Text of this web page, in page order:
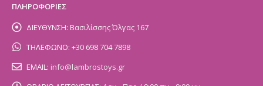
ΠΛΗΡΟΦΟΡΙΕΣ
ΔΙΕΥΘΥΝΣΗ: Βασιλίσσης Όλγας 167
ΤΗΛΕΦΩΝΟ: +30 698 704 7898
EMAIL: info@lambrostoys.gr